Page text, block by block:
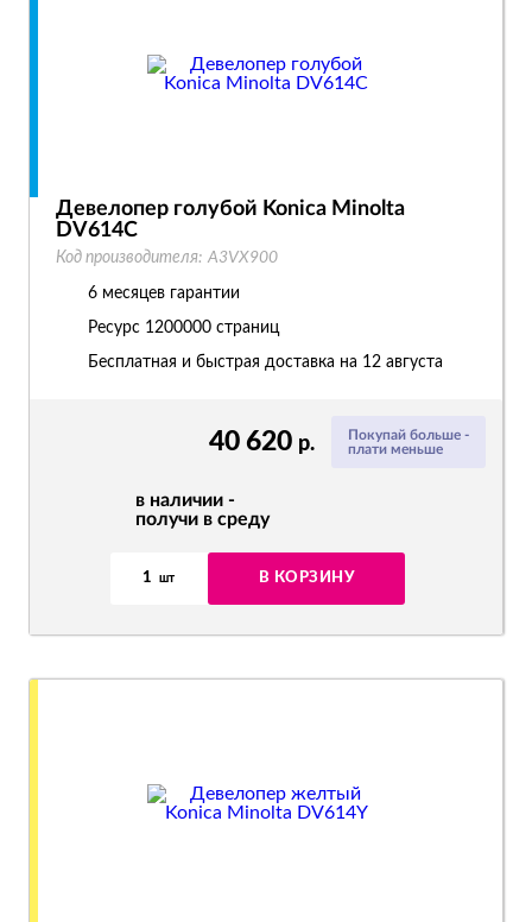
Покупай больше -
плати меньше
40 620 р.
в наличии -
получи в среду
1 шт В КОРЗИНУ
Девелопер голубой Konica Minolta
DV614C
Код производителя: A3VX900
6 месяцев гарантии
Ресурс 1200000 страниц
Бесплатная и быстрая доставка на 12 августа